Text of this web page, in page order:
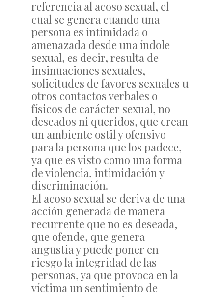
referencia al acoso sexual, el
cual se genera cuando una
persona es intimidada o
amenazada desde una índole
sexual, es decir, resulta de
insinuaciones sexuales,
solicitudes de favores sexuales u
otros contactos verbales o
físicos de carácter sexual, no
deseados ni queridos, que crean
un ambiente ostil y ofensivo
para la persona que los padece,
ya que es visto como una forma
de violencia, intimidación y
discriminación.
El acoso sexual se deriva de una
acción generada de manera
recurrente que no es deseada,
que ofende, que genera
angustia y puede poner en
riesgo la integridad de las
personas, ya que provoca en la
víctima un sentimiento de